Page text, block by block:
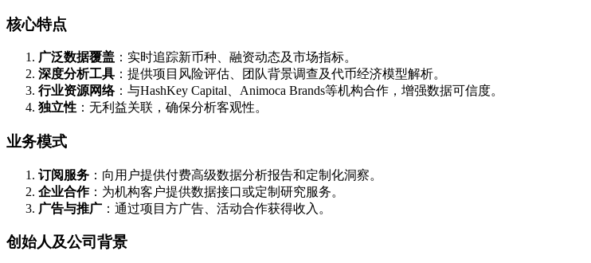
核心特点
​广泛数据覆盖​ ​：实时追踪新币种、融资动态及市场指标。
​深度分析工具​ ​：提供项目风险评估、团队背景调查及代币经济模型解析。
​行业资源网络​​：与HashKey Capital、Animoca Brands等机构合作，增强数据可信度。
​独立性​ ​：无利益关联，确保分析客观性。
业务模式
​订阅服务​ ​：向用户提供付费高级数据分析报告和定制化洞察。
​企业合作​​：为机构客户提供数据接口或定制研究服务。
​广告与推广​ ​：通过项目方广告、活动合作获得收入。
创始人及公司背景